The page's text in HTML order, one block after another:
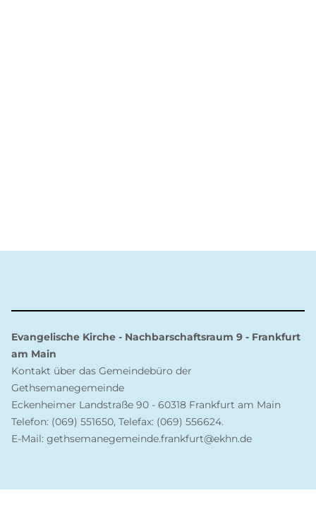
Evangelische Kirche - Nachbarschaftsraum 9 - Frankfurt
am Main
Kontakt über das Gemeindebüro der
Gethsemanegemeinde
Eckenheimer Landstraße 90 - 60318 Frankfurt am Main
Telefon: (069) 551650, Telefax: (069) 556624.
E-Mail: gethsemanegemeinde.frankfurt@ekhn.de